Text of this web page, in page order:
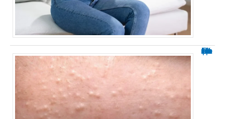
Petit bouton blanc sur le corps : explications